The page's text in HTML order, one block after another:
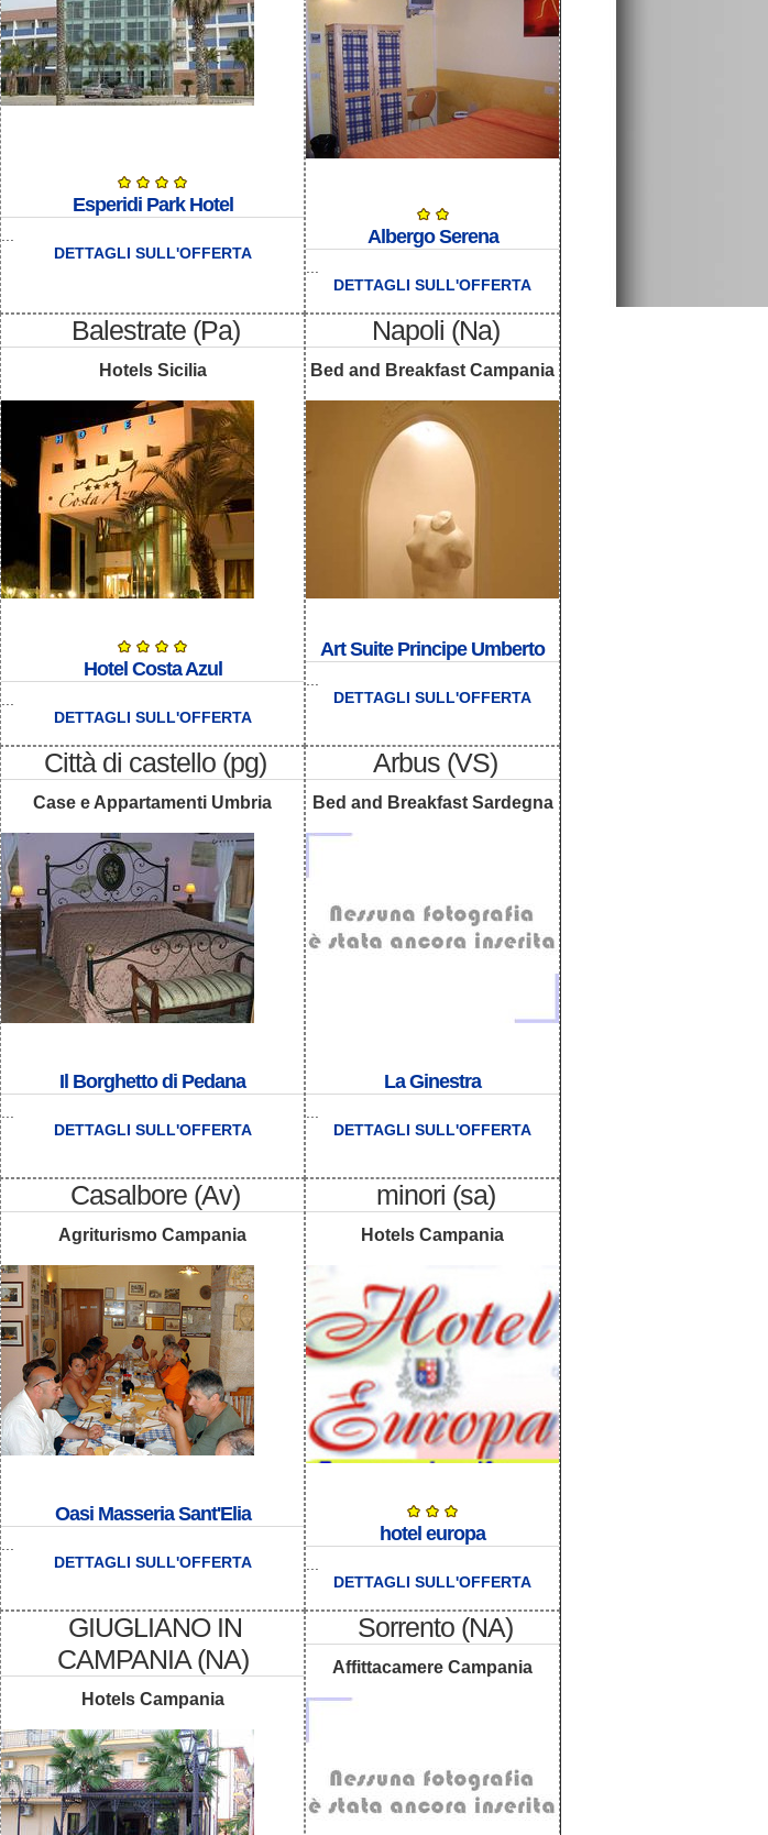
Esperidi Park Hotel
DETTAGLI SULL'OFFERTA
Albergo Serena
DETTAGLI SULL'OFFERTA
Balestrate (Pa)
Hotels Sicilia
Hotel Costa Azul
DETTAGLI SULL'OFFERTA
Napoli (Na)
Bed and Breakfast Campania
Art Suite Principe Umberto
DETTAGLI SULL'OFFERTA
Città di castello (pg)
Case e Appartamenti Umbria
Il Borghetto di Pedana
DETTAGLI SULL'OFFERTA
Arbus (VS)
Bed and Breakfast Sardegna
La Ginestra
DETTAGLI SULL'OFFERTA
Casalbore (Av)
Agriturismo Campania
Oasi Masseria Sant'Elia
DETTAGLI SULL'OFFERTA
minori (sa)
Hotels Campania
hotel europa
DETTAGLI SULL'OFFERTA
GIUGLIANO IN
CAMPANIA (NA)
Hotels Campania
Sorrento (NA)
Affittacamere Campania